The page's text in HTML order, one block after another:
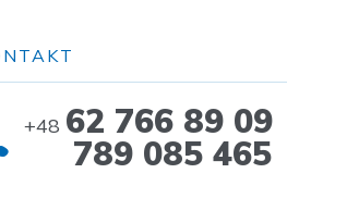
+48 62 766 89 09
789 085 465